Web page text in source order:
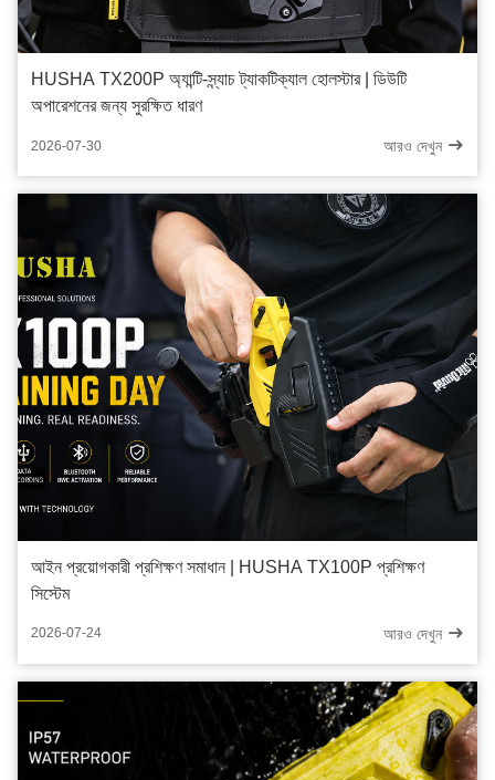
HUSHA TX200P অ্যান্টি-স্ন্যাচ ট্যাকটিক্যাল হোলস্টার | ডিউটি ​​
অপারেশনের জন্য সুরক্ষিত ধারণ
2026-07-30 আরও দেখুন
আইন প্রয়োগকারী প্রশিক্ষণ সমাধান | HUSHA TX100P প্রশিক্ষণ
সিস্টেম
2026-07-24 আরও দেখুন